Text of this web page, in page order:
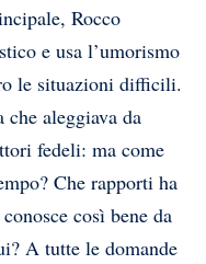
Rocco
e usa l’umorismo
le situazioni difficili.
che aleggiava da
fedeli: ma come
Che rapporti ha
così bene da
A tutte le domande